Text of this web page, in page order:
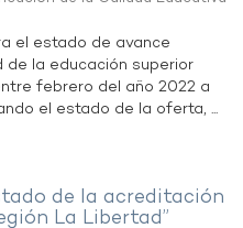
el estado de avance
la educación superior
febrero del año 2022 a
el estado de la oferta, ...
de la acreditación
La Libertad”